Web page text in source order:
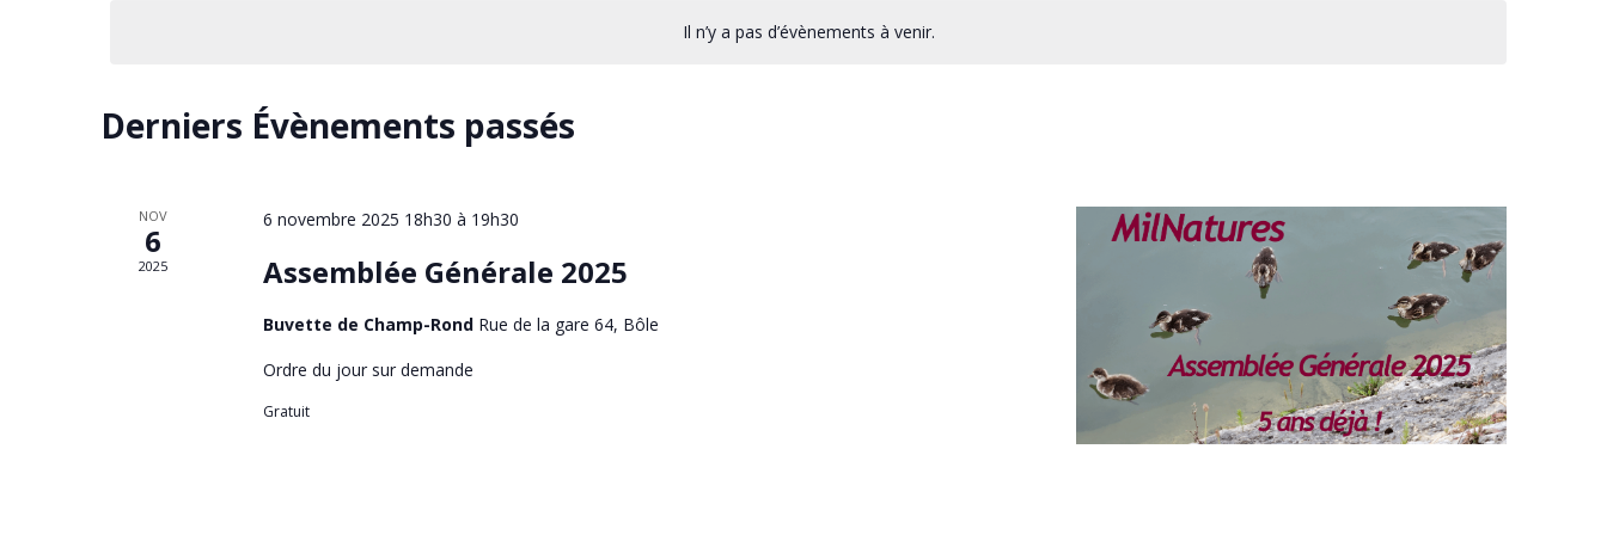
Il n’y a pas d’évènements à venir.
Derniers Évènements passés
NOV
6
2025
6 novembre 2025 18h30 à 19h30
Assemblée Générale 2025
Buvette de Champ-Rond Rue de la gare 64, Bôle
Ordre du jour sur demande
Gratuit